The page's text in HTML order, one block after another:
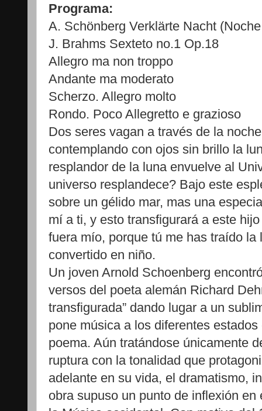
Programa:
A. Schönberg Verklärte Nacht
J. Brahms Sexteto no.1 Op.18
Allegro ma non troppo
Andante ma moderato
Scherzo. Allegro molto
Rondo. Poco Allegretto e grazioso
Dos seres vagan a través de la
contemplando con ojos sin brillo la
resplandor de la luna envuelve al
universo resplandece? Bajo este
sobre un gélido mar, mas una
mí a ti, y esto transfigurará a este
fuera mío, porque tú me has traído
convertido en niño.
Un joven Arnold Schoenberg
versos del poeta alemán Richard
transfigurada” dando lugar a un
pone música a los diferentes
poema. Aún tratándose únicamente
ruptura con la tonalidad que
adelante en su vida, el dramatismo,
obra supuso un punto de inflexión